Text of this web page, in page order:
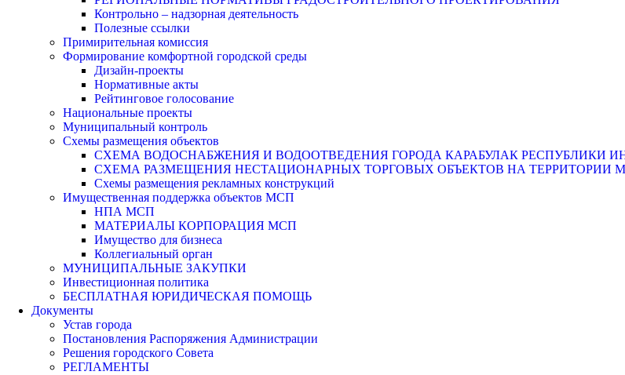
Контрольно – надзорная деятельность
Полезные ссылки
Примирительная комиссия
Формирование комфортной городской среды
Дизайн-проекты
Нормативные акты
Рейтинговое голосование
Национальные проекты
Муниципальный контроль
Схемы размещения объектов
СХЕМА ВОДОСНАБЖЕНИЯ И ВОДООТВЕДЕНИЯ ГОРОДА КАРАБУЛАК РЕСПУБЛИКИ
СХЕМА РАЗМЕЩЕНИЯ НЕСТАЦИОНАРНЫХ ТОРГОВЫХ ОБЪЕКТОВ НА ТЕРРИТОРИИ
Схемы размещения рекламных конструкций
Имущественная поддержка объектов МСП
НПА МСП
МАТЕРИАЛЫ КОРПОРАЦИЯ МСП
Имущество для бизнеса
Коллегиальный орган
МУНИЦИПАЛЬНЫЕ ЗАКУПКИ
Инвестиционная политика
БЕСПЛАТНАЯ ЮРИДИЧЕСКАЯ ПОМОЩЬ
Документы
Устав города
Постановления Распоряжения Администрации
Решения городского Совета
РЕГЛАМЕНТЫ